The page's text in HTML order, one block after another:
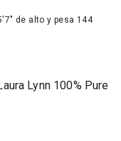
de alto y pesa 144
Lynn 100% Pure